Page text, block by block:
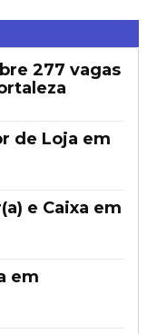
277 vagas
de Loja em
e Caixa em
em